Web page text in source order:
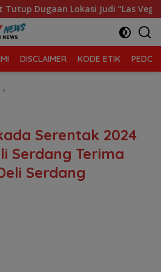
Lokasi Judi “Las Vegas” di
DISCLAIMER KODE ETIK
Serentak 2024
Serdang Terima
Serdang